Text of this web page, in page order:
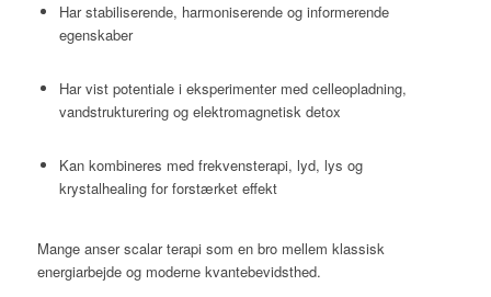
Har stabiliserende, harmoniserende og informerende
egenskaber
Har vist potentiale i eksperimenter med celleopladning,
vandstrukturering og elektromagnetisk detox
Kan kombineres med frekvensterapi, lyd, lys og
krystalhealing for forstærket effekt
Mange anser scalar terapi som en bro mellem klassisk
energiarbejde og moderne kvantebevidsthed.